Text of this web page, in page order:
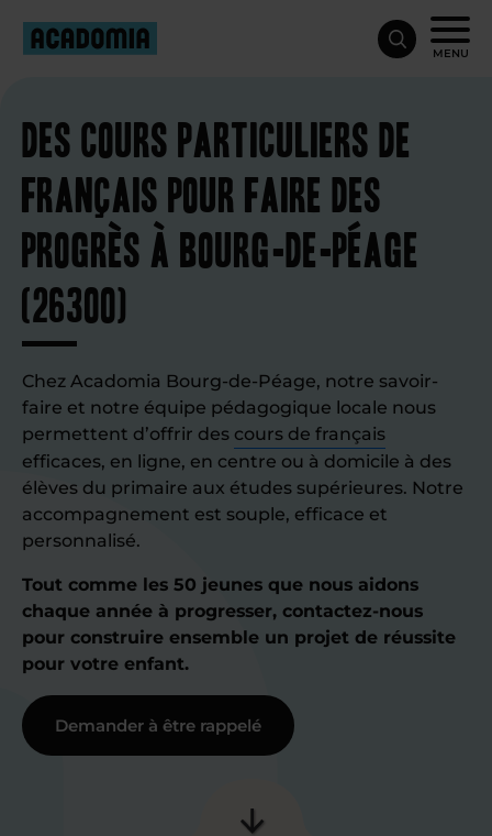
MENU
Des cours particuliers de
français pour faire des
progrès à Bourg-de-Péage
(26300)
Chez Acadomia Bourg-de-Péage, notre savoir-
faire et notre équipe pédagogique locale nous
permettent d’offrir des cours de français
efficaces, en ligne, en centre ou à domicile à des
élèves du primaire aux études supérieures. Notre
accompagnement est souple, efficace et
personnalisé.
Tout comme les 50 jeunes que nous aidons
chaque année à progresser, contactez-nous
pour construire ensemble un projet de réussite
pour votre enfant.
Demander à être rappelé